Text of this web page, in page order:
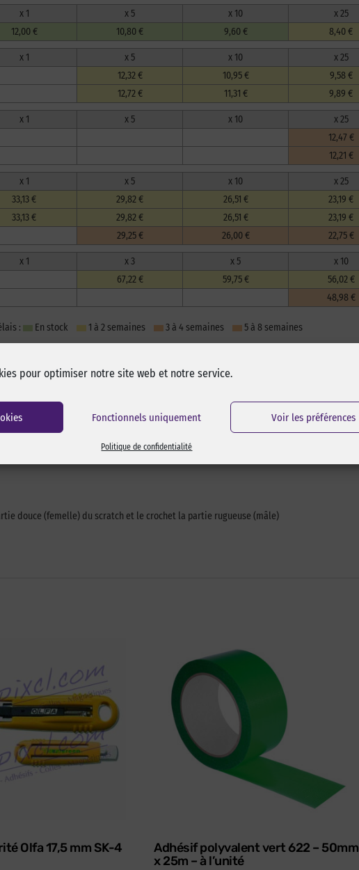
pour optimiser notre site web et notre service.
Fonctionnels uniquement Voir les préférences
Politique de confidentialité
x 1 x 5 x 10 x 25
12,00 € 10,80 € 9,60 € 8,40 €
x 1 x 5 x 10 x 25
12,32 € 10,95 € 9,58 €
12,72 € 11,31 € 9,89 €
x 1 x 5 x 10 x 25
12,47 €
12,21 €
x 1 x 5 x 10 x 25
33,13 € 29,82 € 26,51 € 23,19 €
33,13 € 29,82 € 26,51 € 23,19 €
29,25 € 26,00 € 22,75 €
x 1 x 3 x 5 x 10
67,22 € 59,75 € 56,02 €
48,98 €
: En stock 1 à 2 semaines 3 à 4 semaines 5 à 8 semaines
douce (femelle) du scratch et le crochet la partie rugueuse (mâle)
Olfa 17,5 mm SK-4
Adhésif polyvalent vert 622 – 50mm
x 25m – à l’unité